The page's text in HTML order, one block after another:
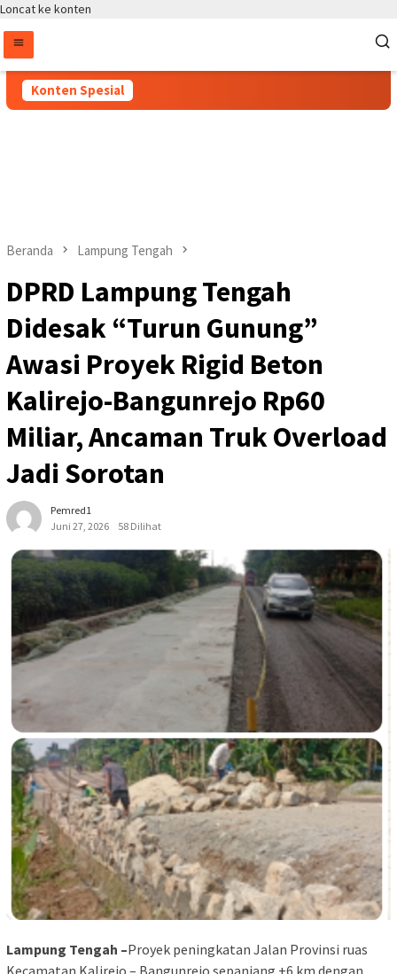
Loncat ke konten
Konten Spesial
Beranda Lampung Tengah
DPRD Lampung Tengah
Didesak “Turun Gunung”
Awasi Proyek Rigid Beton
Kalirejo-Bangunrejo Rp60
Miliar, Ancaman Truk Overload
Jadi Sorotan
Pemred1
Juni 27, 2026
58 Dilihat
Lampung Tengah –Proyek peningkatan Jalan Provinsi ruas
Kecamatan Kalirejo – Bangunrejo sepanjang ±6 km dengan